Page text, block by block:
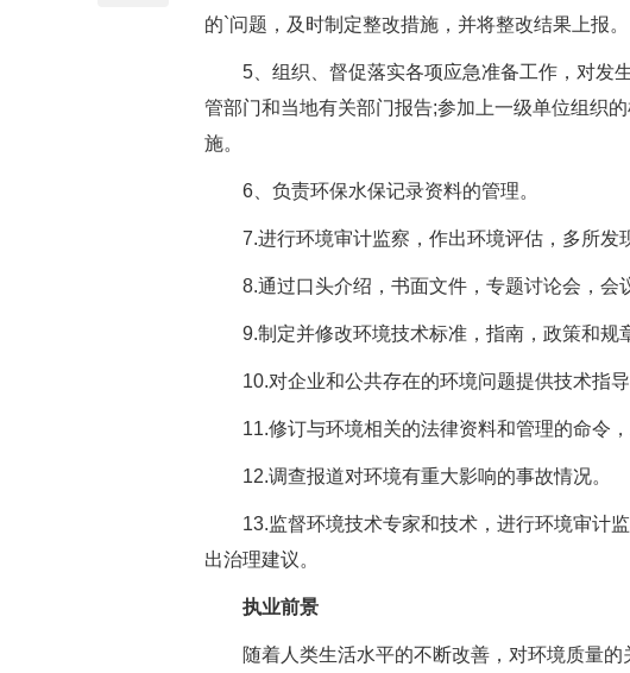
的`问题，及时制定整改措施，并将整改结果上报。
5、组织、督促落实各项应急准备工作，对发
管部门和当地有关部门报告;参加上一级单位组织
施。
6、负责环保水保记录资料的管理。
7.进行环境审计监察，作出环境评估，多所发
8.通过口头介绍，书面文件，专题讨论会，会
9.制定并修改环境技术标准，指南，政策和规
10.对企业和公共存在的环境问题提供技术指导
11.修订与环境相关的法律资料和管理的命令，
12.调查报道对环境有重大影响的事故情况。
13.监督环境技术专家和技术，进行环境审计监
出治理建议。
执业前景
随着人类生活水平的不断改善，对环境质量的